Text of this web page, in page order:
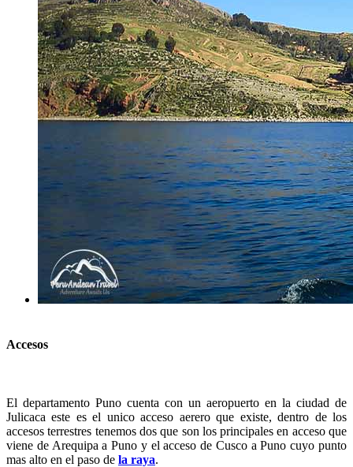
Accesos
El departamento Puno cuenta con un aeropuerto en la ciudad de
Julicaca este es el unico acceso aerero que existe, dentro de los
accesos terrestres tenemos dos que son los principales en acceso que
viene de Arequipa a Puno y el acceso de Cusco a Puno cuyo punto
mas alto en el paso de la raya.